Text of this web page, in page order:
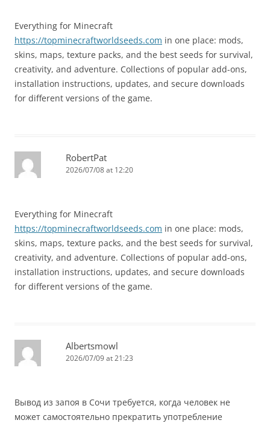
Everything for Minecraft
https://topminecraftworldseeds.com in one place: mods,
skins, maps, texture packs, and the best seeds for survival,
creativity, and adventure. Collections of popular add-ons,
installation instructions, updates, and secure downloads
for different versions of the game.
RobertPat
2026/07/08 at 12:20
Everything for Minecraft
https://topminecraftworldseeds.com in one place: mods,
skins, maps, texture packs, and the best seeds for survival,
creativity, and adventure. Collections of popular add-ons,
installation instructions, updates, and secure downloads
for different versions of the game.
Albertsmowl
2026/07/09 at 21:23
Вывод из запоя в Сочи требуется, когда человек не
может самостоятельно прекратить употребление